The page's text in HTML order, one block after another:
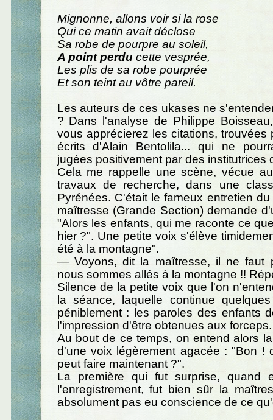
Mignonne, allons voir si la rose
Qui ce matin avait déclose
Sa robe de pourpre au soleil,
A point perducette vesprée,
Les plis de sa robe pourprée
Et son teint au vôtre pareil.
Les auteurs de ces ukases ne
? Dans l'analyse de Philippe
vous apprécierez les citations, trouvées
écrits d'Alain Bentolila... qui ne
jugées positivement par des institutrices
Cela me rappelle une scène, vécue
travaux de recherche, dans une
Pyrénées. C'était le fameux entretien
maîtresse (Grande Section) demande
"Alors les enfants, qui me raconte ce
hier ?". Une petite voix s'élève
été à la montagne".
— Voyons, dit la maîtresse, il ne faut
nous sommes allés à la montagne !!
Silence de la petite voix que l'on
la séance, laquelle continue
péniblement : les paroles des enfants
l'impression d'être obtenues aux forceps.
Au bout de ce temps, on entend alors
d'une voix légèrement agacée : "Bon !
peut faire maintenant ?".
La première qui fut surprise, quand
l'enregistrement, fut bien sûr la
absolument pas eu conscience de ce